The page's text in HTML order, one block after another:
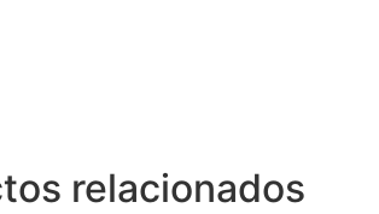
relacionados